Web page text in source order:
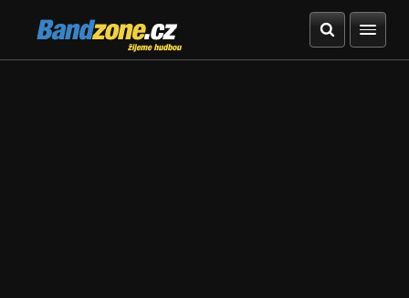
Bandzone.cz
žijeme hudbou